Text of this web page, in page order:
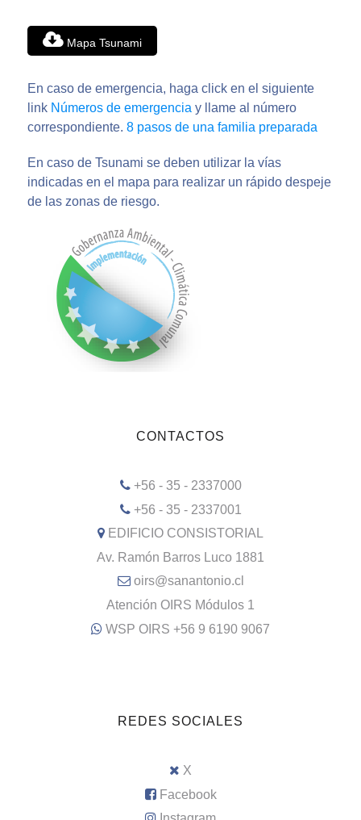
Mapa Tsunami
En caso de emergencia, haga click en el siguiente
link Números de emergencia y llame al número
correspondiente. 8 pasos de una familia preparada
En caso de Tsunami se deben utilizar la vías
indicadas en el mapa para realizar un rápido despeje
de las zonas de riesgo.
CONTACTOS
+56 - 35 - 2337000
+56 - 35 - 2337001
EDIFICIO CONSISTORIAL
Av. Ramón Barros Luco 1881
oirs@sanantonio.cl
Atención OIRS Módulos 1
WSP OIRS +56 9 6190 9067
REDES SOCIALES
X
Facebook